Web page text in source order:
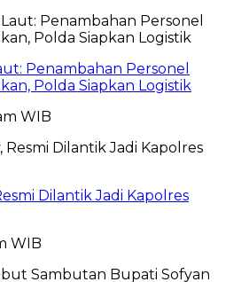
Penambahan Personel
Polda Siapkan Logistik
WIB
Dilantik Jadi Kapolres
WIB